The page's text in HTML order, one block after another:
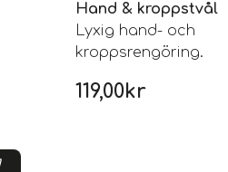
Hand & kroppstvål
Lyxig hand- och
kroppsrengöring.
119,00kr